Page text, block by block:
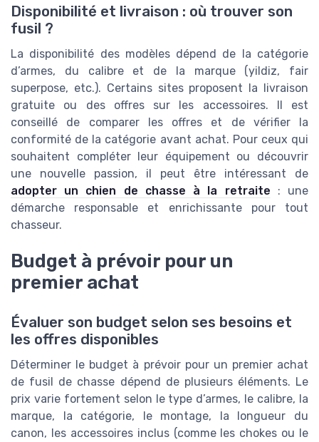
Disponibilité et livraison : où trouver son
fusil ?
La disponibilité des modèles dépend de la catégorie
d’armes, du calibre et de la marque (yildiz, fair
superpose, etc.). Certains sites proposent la livraison
gratuite ou des offres sur les accessoires. Il est
conseillé de comparer les offres et de vérifier la
conformité de la catégorie avant achat. Pour ceux qui
souhaitent compléter leur équipement ou découvrir
une nouvelle passion, il peut être intéressant de
adopter un chien de chasse à la retraite : une
démarche responsable et enrichissante pour tout
chasseur.
Budget à prévoir pour un
premier achat
Évaluer son budget selon ses besoins et
les offres disponibles
Déterminer le budget à prévoir pour un premier achat
de fusil de chasse dépend de plusieurs éléments. Le
prix varie fortement selon le type d’armes, le calibre, la
marque, la catégorie, le montage, la longueur du
canon, les accessoires inclus (comme les chokes ou le